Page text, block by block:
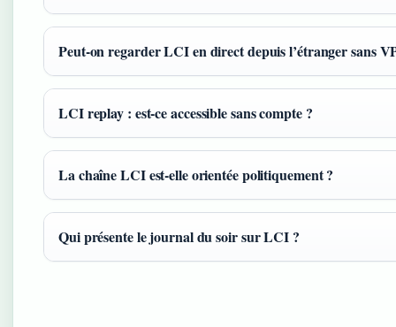
Peut-on regarder LCI en direct depuis l’étranger sans
LCI replay : est-ce accessible sans compte ?
La chaîne LCI est-elle orientée politiquement ?
Qui présente le journal du soir sur LCI ?